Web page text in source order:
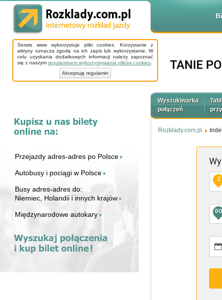
Serwis www wykorzystuje pliki cookies. Korzystanie z
witryny oznacza zgodę na ich zapis lub wykorzystanie. W
celu uzyskania dodatkowych informacji należy zapoznać
się z naszym regulaminem wykorzystywania plików cookies
Akceptuję regulamin
Przejazdy adres-adres po Polsce
Autobusy i pociągi w Polsce
Busy adres-adres do:
Niemiec, Holandii i innych krajów
Międzynarodowe autokary
Wyszukiwarka
połączeń
Rozklady.com.pl
Z
DO